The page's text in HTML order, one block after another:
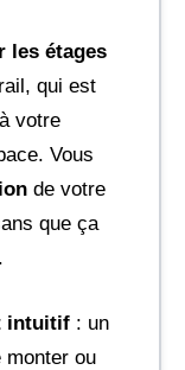
les étages
qui est
votre
Vous
de votre
que ça
intuitif : un
monter ou